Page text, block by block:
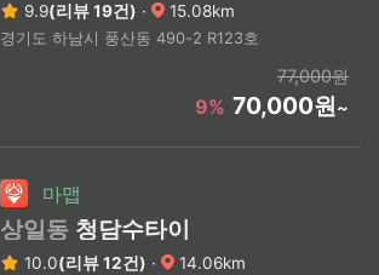
9.9(리뷰 19건) · 15.08km
경기도 하남시 풍산동 490-2 R123호
77,000원
9% 70,000원~
마맵
상일동 청담수타이
10.0(리뷰 12건) · 14.06km